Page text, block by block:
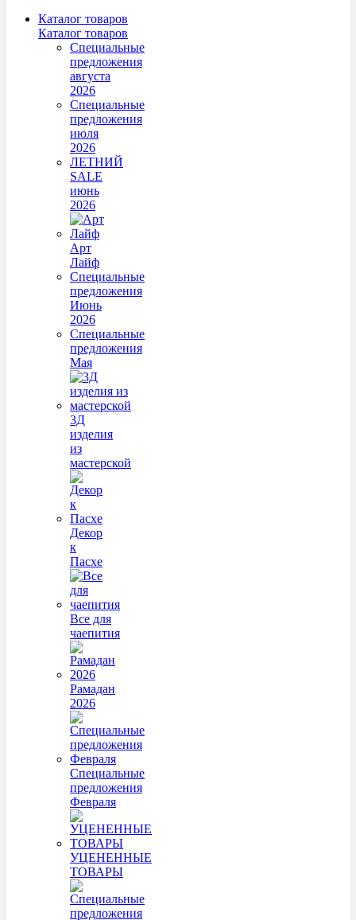
Каталог товаров
Каталог товаров
Специальные
предложения
августа
2026
Специальные
предложения
июля
2026
ЛЕТНИЙ
SALE
июнь
2026
Арт
Лайф
Специальные
предложения
Июнь
2026
Специальные
предложения
Мая
3Д
изделия
из
мастерской
Декор
к
Пасхе
Все для
чаепития
Рамадан
2026
Специальные
предложения
Февраля
УЦЕНЕННЫЕ
ТОВАРЫ